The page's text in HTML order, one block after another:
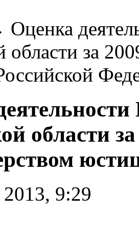
Оценка
области за
области
9:29